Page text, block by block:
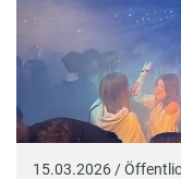
15.03.2026 /